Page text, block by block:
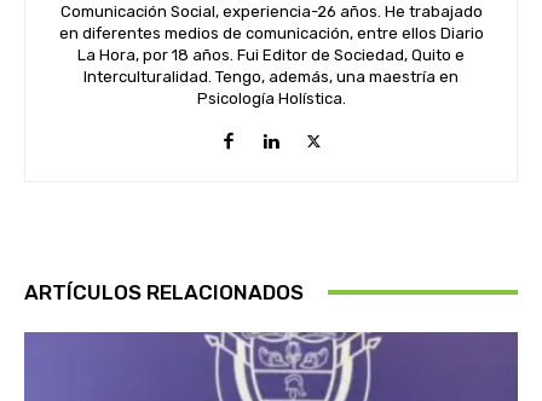
Comunicación Social, experiencia-26 años. He trabajado
en diferentes medios de comunicación, entre ellos Diario
La Hora, por 18 años. Fui Editor de Sociedad, Quito e
Interculturalidad. Tengo, además, una maestría en
Psicología Holística.
ARTÍCULOS RELACIONADOS